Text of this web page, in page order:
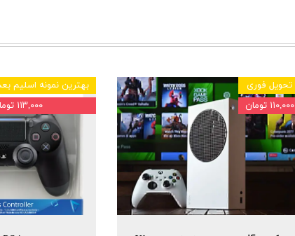
تحویل فوری
۱۱۰,۰۰۰ تومان
بهترین نمونه اسلیم
۱۱۳,۰۰۰ تومان